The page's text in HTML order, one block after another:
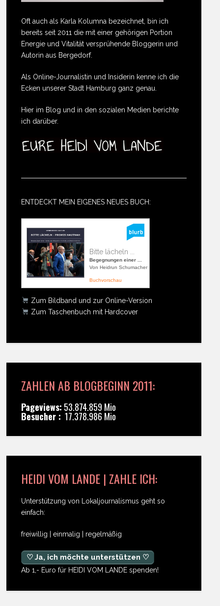
Oft auch als Karla Kolumna bezeichnet, bin ich
bereits seit 2011 die mit einer gehörigen Portion
Energie und Vitalität versprühende Bloggerin und
Autorin aus Bergedorf.
Als Online-Journalistin und Insiderin kenne ich die
Ecken unserer Stadt Hamburg ganz genau.
Hier im Blog und in den sozialen Medien berichte
ich darüber.
ENTDECKT MEIN EIGENES NEUES BUCH:
Bitte lächeln ...
Begegnungen einer ...
Von Heidrun Schumacher
Buchvorschau
Zum Bildband und zur Online-Version
Zum Taschenbuch mit Hardcover
ZAHLEN AB BLOGBEGINN 2011:
Pageviews: 53.874.859 Mio
Besucher : 17.378.986 Mio
HEIDI VOM LANDE | ZAHLE ICH:
Unterstützung von Lokaljournalismus geht so
einfach:
freiwillig | einmalig | regelmäßig
♡ Ja, ich möchte unterstützen ♡
Ab 1,- Euro für HEIDI VOM LANDE spenden!